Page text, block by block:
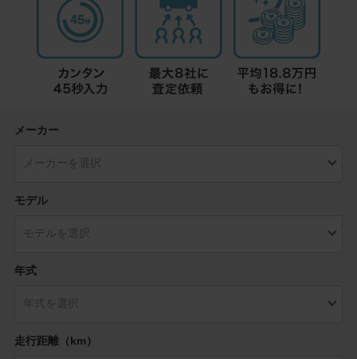
メーカー
モデル
年式
走行距離（km）